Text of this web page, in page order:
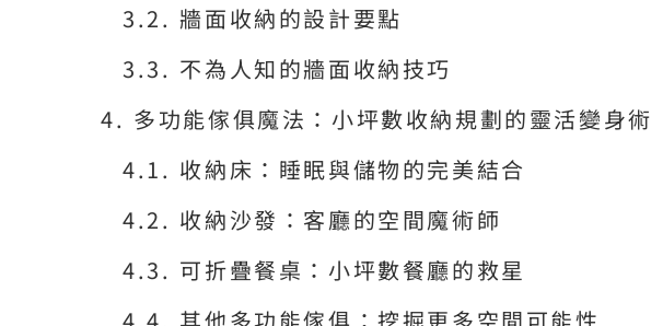
牆面收納的設計要點
不為人知的牆面收納技巧
多功能傢俱魔法：小坪數收納規劃的靈活變身術
收納床：睡眠與儲物的完美結合
收納沙發：客廳的空間魔術師
可折疊餐桌：小坪數餐廳的救星
其他多功能傢俱：挖掘更多空間可能性